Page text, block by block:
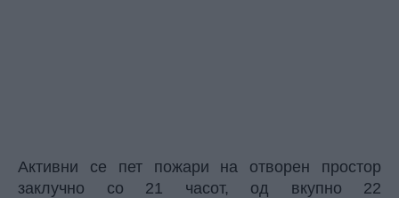
Активни се пет пожари на отворен простор
заклучно со 21 часот, од вкупно 22